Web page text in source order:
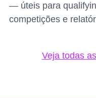
— úteis para
competições e
Veja todas